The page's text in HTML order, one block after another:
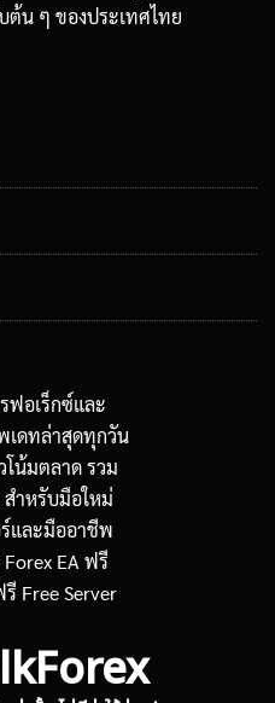
ต้น ๆ ของประเทศไทย